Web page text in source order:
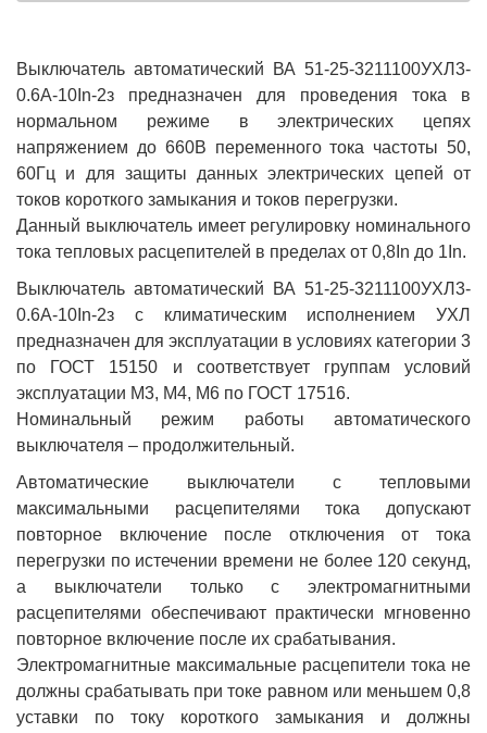
Выключатель автоматический ВА 51-25-3211100УХЛ3-
0.6А-10In-2з предназначен для проведения тока в
нормальном режиме в электрических цепях
напряжением до 660В переменного тока частоты 50,
60Гц и для защиты данных электрических цепей от
токов короткого замыкания и токов перегрузки.
Данный выключатель имеет регулировку номинального
тока тепловых расцепителей в пределах от 0,8In до 1In.
Выключатель автоматический ВА 51-25-3211100УХЛ3-
0.6А-10In-2з с климатическим исполнением УХЛ
предназначен для эксплуатации в условиях категории 3
по ГОСТ 15150 и соответствует группам условий
эксплуатации М3, М4, М6 по ГОСТ 17516.
Номинальный режим работы автоматического
выключателя – продолжительный.
Автоматические выключатели с тепловыми
максимальными расцепителями тока допускают
повторное включение после отключения от тока
перегрузки по истечении времени не более 120 секунд,
а выключатели только с электромагнитными
расцепителями обеспечивают практически мгновенно
повторное включение после их срабатывания.
Электромагнитные максимальные расцепители тока не
должны срабатывать при токе равном или меньшем 0,8
уставки по току короткого замыкания и должны